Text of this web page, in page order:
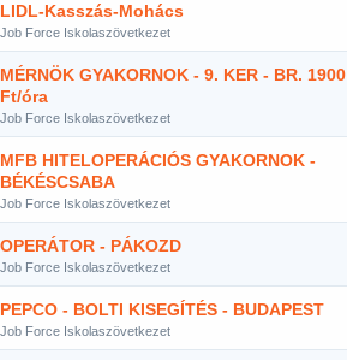
LIDL-Kasszás-Mohács
Job Force Iskolaszövetkezet
MÉRNÖK GYAKORNOK - 9. KER - BR. 1900
Ft/óra
Job Force Iskolaszövetkezet
MFB HITELOPERÁCIÓS GYAKORNOK -
BÉKÉSCSABA
Job Force Iskolaszövetkezet
OPERÁTOR - PÁKOZD
Job Force Iskolaszövetkezet
PEPCO - BOLTI KISEGÍTÉS - BUDAPEST
Job Force Iskolaszövetkezet